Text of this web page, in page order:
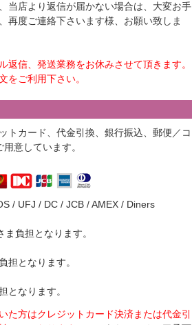
当店より返信が届かない場合は、大変お手
再度ご連絡下さいます様、お願い致しま
返信、発送業務をお休みさせて頂きます。
をご利用下さい。
トカード、代金引換、銀行振込、郵便／コ
意しています。
/ UFJ / DC / JCB / AMEX / Diners
負担となります。
担となります。
となります。
た方はクレジットカード決済または代金引